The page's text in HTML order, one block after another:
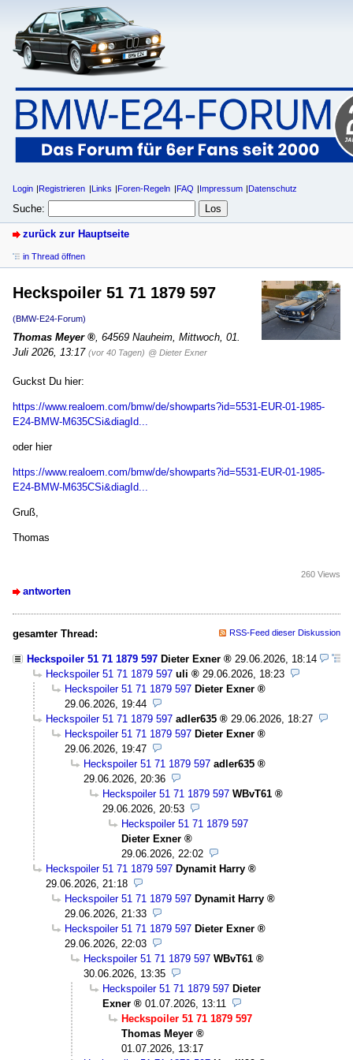
Login Registrieren Links Foren-Regeln FAQ Impressum Datenschutz
Suche:
zurück zur Hauptseite
in Thread öffnen
Heckspoiler 51 71 1879 597
(BMW-E24-Forum)
Thomas Meyer 64569 Nauheim Mittwoch, 01.
Juli 2026, 13:17 (vor 40 Tagen) @ Dieter Exner
Guckst Du hier:
https://www.realoem.com/bmw/de/showparts?id=5531-EUR-01-1985-
E24-BMW-M635CSi&diagId...
oder hier
https://www.realoem.com/bmw/de/showparts?id=5531-EUR-01-1985-
E24-BMW-M635CSi&diagId...
Gruß,
Thomas
antworten
260 Views
gesamter Thread: RSS-Feed dieser Diskussion
Heckspoiler 51 71 1879 597 Dieter Exner
29.06.2026, 18:14
Heckspoiler 51 71 1879 597 uli
29.06.2026, 18:23
Heckspoiler 51 71 1879 597 Dieter Exner
29.06.2026, 19:44
Heckspoiler 51 71 1879 597 adler635
29.06.2026, 18:27
Heckspoiler 51 71 1879 597 Dieter Exner
29.06.2026, 19:47
Heckspoiler 51 71 1879 597 adler635
29.06.2026, 20:36
Heckspoiler 51 71 1879 597 WBvT61
29.06.2026, 20:53
Heckspoiler 51 71 1879 597
Dieter Exner
29.06.2026, 22:02
Heckspoiler 51 71 1879 597 Dynamit Harry
29.06.2026, 21:18
Heckspoiler 51 71 1879 597 Dynamit Harry
29.06.2026, 21:33
Heckspoiler 51 71 1879 597 Dieter Exner
29.06.2026, 22:03
Heckspoiler 51 71 1879 597 WBvT61
30.06.2026, 13:35
Heckspoiler 51 71 1879 597 Dieter
Exner
01.07.2026, 13:11
Heckspoiler 51 71 1879 597
Thomas Meyer
01.07.2026, 13:17